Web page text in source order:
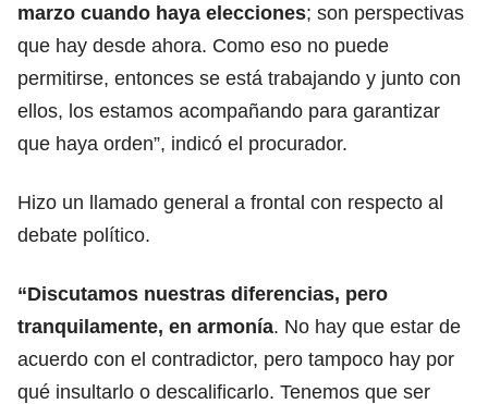
marzo cuando haya elecciones; son perspectivas
que hay desde ahora. Como eso no puede
permitirse, entonces se está trabajando y junto con
ellos, los estamos acompañando para garantizar
que haya orden”, indicó el procurador.
Hizo un llamado general a frontal con respecto al
debate político.
“Discutamos nuestras diferencias, pero
tranquilamente, en armonía. No hay que estar de
acuerdo con el contradictor, pero tampoco hay por
qué insultarlo o descalificarlo. Tenemos que ser